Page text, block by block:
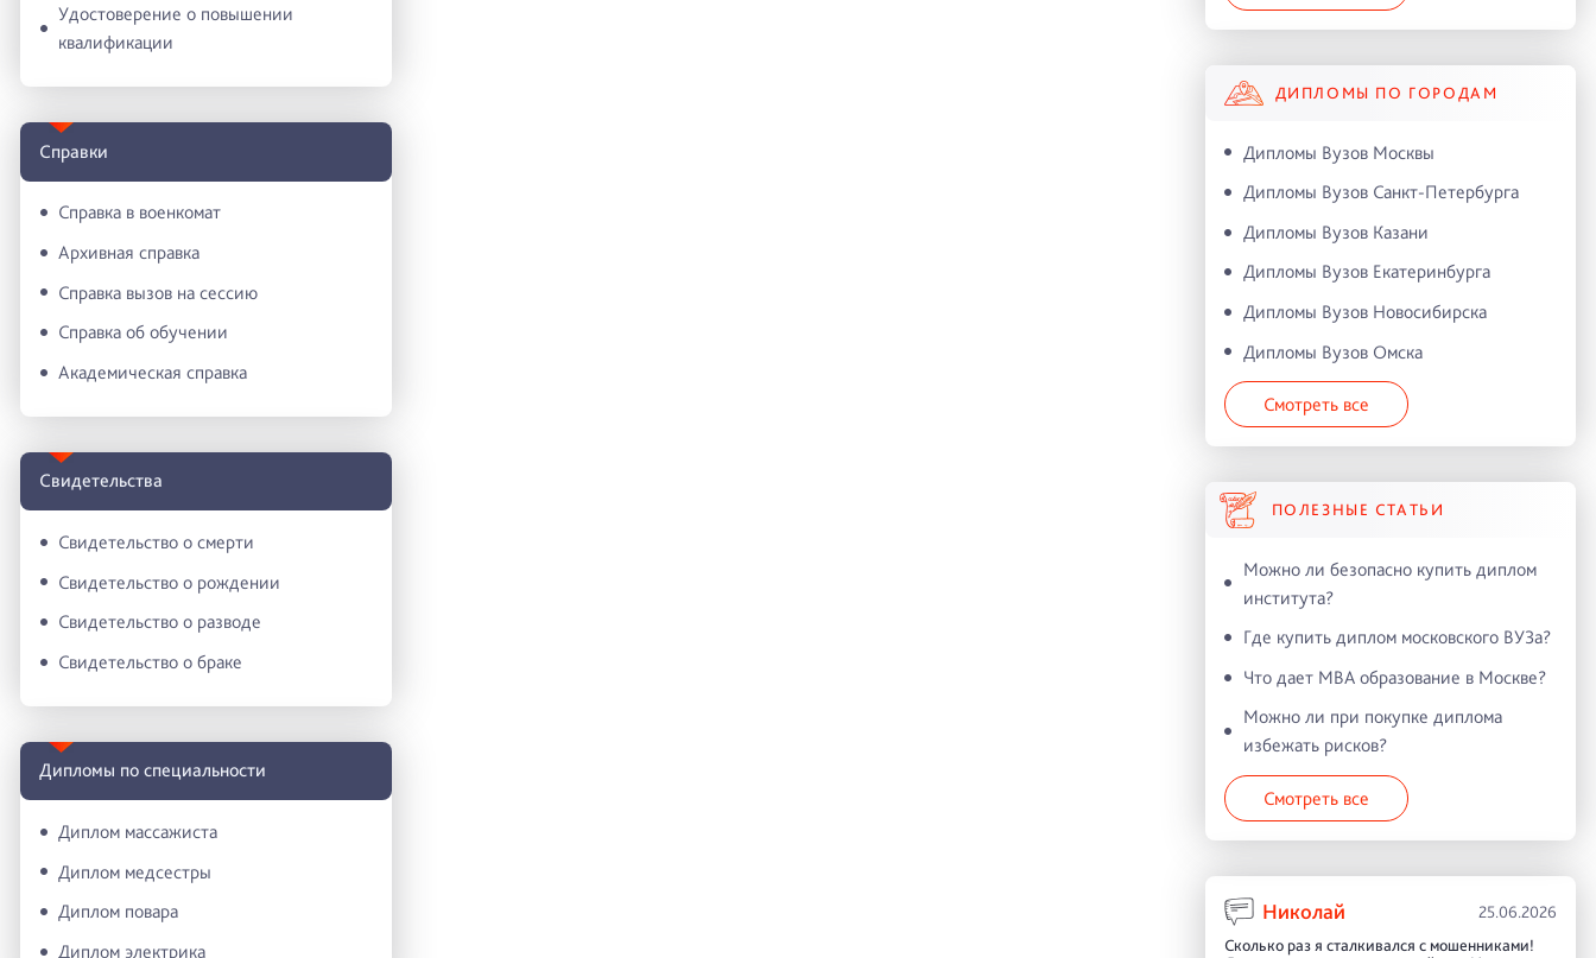
Удостоверение о повышении
квалификации
Справки
Справка в военкомат
Архивная справка
Справка вызов на сессию
Справка об обучении
Академическая справка
Свидетельства
Свидетельство о смерти
Свидетельство о рождении
Свидетельство о разводе
Свидетельство о браке
Дипломы по специальности
Диплом массажиста
Диплом медсестры
Диплом повара
Диплом электрика
ДИПЛОМЫ ПО ГОРОДАМ
Дипломы Вузов Москвы
Дипломы Вузов Санкт-Петербурга
Дипломы Вузов Казани
Дипломы Вузов Екатеринбурга
Дипломы Вузов Новосибирска
Дипломы Вузов Омска
Смотреть все
ПОЛЕЗНЫЕ СТАТЬИ
Можно ли безопасно купить диплом
института?
Где купить диплом московского ВУЗа?
Что дает MBA образование в Москве?
Можно ли при покупке диплома
избежать рисков?
Смотреть все
Николай 25.06.2026
Сколько раз я сталкивался с мошенниками!